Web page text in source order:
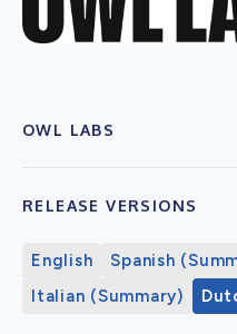
OWL LABS
RELEASE VERSIONS
English Spanish
Italian (Summary)